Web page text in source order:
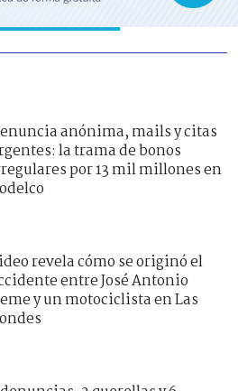
anónima, mails y citas
la trama de bonos
por 13 mil millones en
revela cómo se originó el
entre José Antonio
y un motociclista en Las